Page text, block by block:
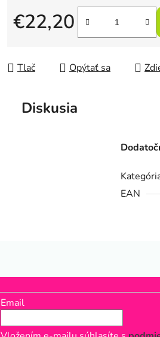
€22,20
Jednotková cena:
Tlač Opýtať sa
Diskusia
EAN
Email